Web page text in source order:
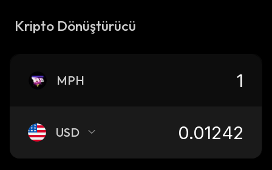
Kripto Dönüştürücü
MPH
USD